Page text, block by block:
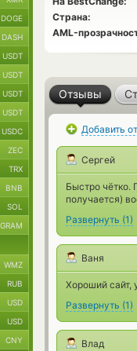
Страна:
AML-
Отзывы
Добавить
Сергей
Быстро чётко.
получается)
Развернуть (1)
Ваня
Хороший сайт,
Развернуть (1)
Влад
DOGE
DASH
USDT
USDT
USDT
USDT
USDC
ZEC
TRX
BNB
SOL
GRAM
WMZ
RUB
USD
USD
CNY